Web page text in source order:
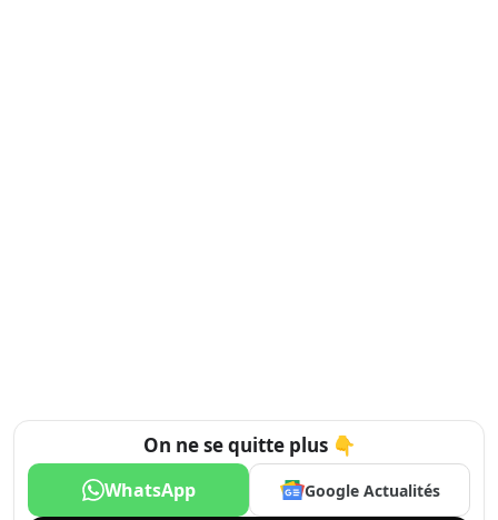
On ne se quitte plus 👇
WhatsApp Google Actualités